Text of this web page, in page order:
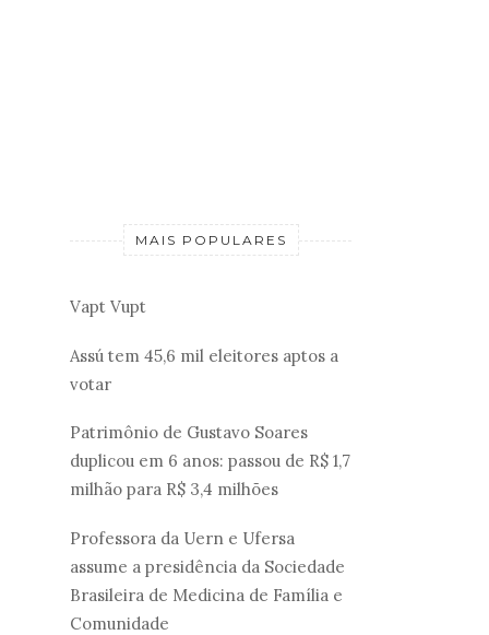
MAIS POPULARES
Vapt Vupt
Assú tem 45,6 mil eleitores aptos a
votar
Patrimônio de Gustavo Soares
duplicou em 6 anos: passou de R$ 1,7
milhão para R$ 3,4 milhões
Professora da Uern e Ufersa
assume a presidência da Sociedade
Brasileira de Medicina de Família e
Comunidade